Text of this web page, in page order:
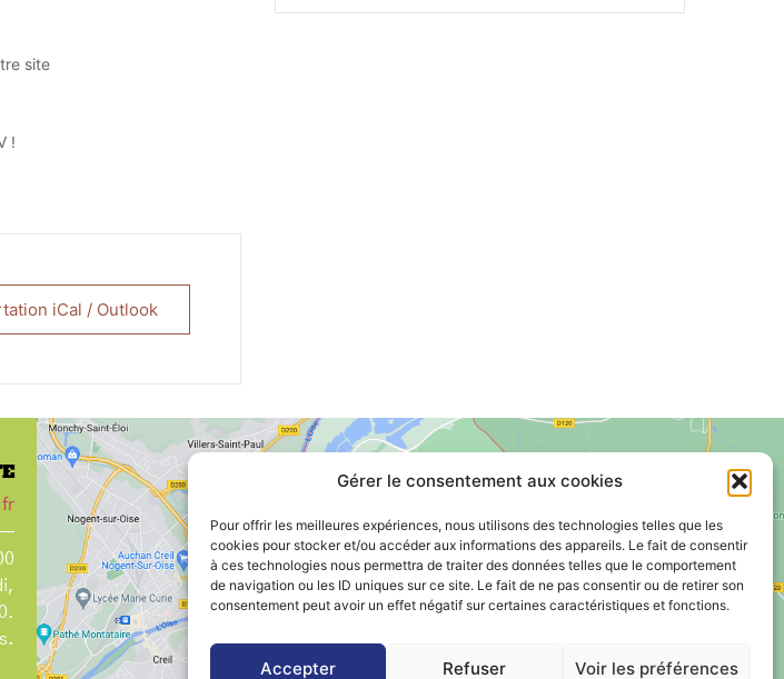
Gérer le consentement aux cookies
Pour offrir les meilleures expériences, nous utilisons des technologies telles que les
cookies pour stocker et/ou accéder aux informations des appareils. Le fait de consentir
à ces technologies nous permettra de traiter des données telles que le comportement
de navigation ou les ID uniques sur ce site. Le fait de ne pas consentir ou de retirer son
consentement peut avoir un effet négatif sur certaines caractéristiques et fonctions.
Accepter Refuser Voir les préférences
site
!
iCal / Outlook
Voir le plan de ville